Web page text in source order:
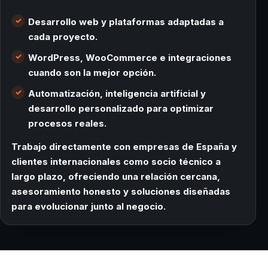
Desarrollo web y plataformas adaptadas a
cada proyecto.
WordPress, WooCommerce e integraciones
cuando son la mejor opción.
Automatización, inteligencia artificial y
desarrollo personalizado para optimizar
procesos reales.
Trabajo directamente con empresas de España y
clientes internacionales como socio técnico a
largo plazo, ofreciendo una relación cercana,
asesoramiento honesto y soluciones diseñadas
para evolucionar junto al negocio.